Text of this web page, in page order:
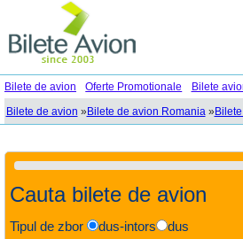
Bilete de avion
Oferte Promotionale Bilete
Bilete de avion »Bilete de avion Romania »
Cauta bilete de avion
Tipul de zbor dus-intors dus